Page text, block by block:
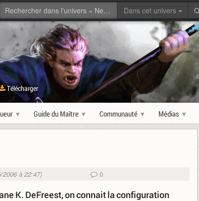
Dans cet univers
Télécharger
Guide du Maître Communauté Médias
2006 à 22:47) 0
K. DeFreest, on connait la configuration